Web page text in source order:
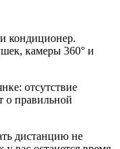
кондиционер.
камеры 360° и
отсутствие
о правильной
дистанцию не